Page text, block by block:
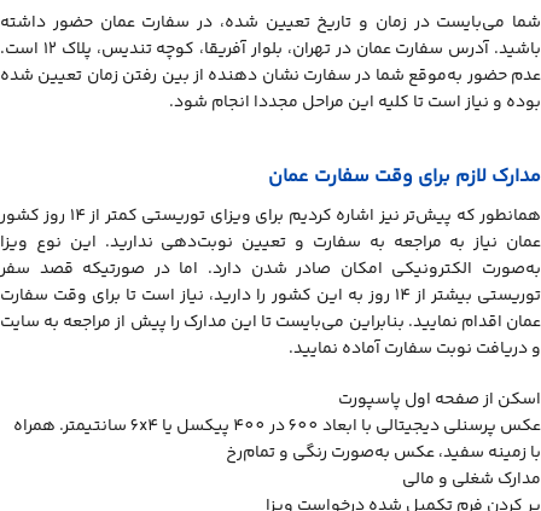
شما می‌بایست در زمان و تاریخ تعیین شده، در سفارت عمان حضور داشته
باشید. آدرس سفارت عمان در تهران، بلوار آفریقا، کوچه تندیس، پلاک 12 است.
عدم حضور به‌موقع شما در سفارت نشان دهنده از بین رفتن زمان تعیین شده
بوده و نیاز است تا کلیه این مراحل مجددا انجام شود.
مدارک لازم برای وقت سفارت عمان
همانطور که پیش‌تر نیز اشاره کردیم برای ویزای توریستی کمتر از 14 روز کشور
عمان نیاز به مراجعه به سفارت و تعیین نوبت‌دهی ندارید. این نوع ویزا
به‌صورت الکترونیکی امکان صادر شدن دارد. اما در صورتیکه قصد سفر
توریستی بیشتر از 14 روز به این کشور را دارید، نیاز است تا برای وقت سفارت
عمان اقدام نمایید. بنابراین می‌بایست تا این مدارک را پیش از مراجعه به سایت
و دریافت نوبت سفارت آماده نمایید.
اسکن از صفحه اول پاسپورت
عکس پرسنلی دیجیتالی با ابعاد 600 در 400 پیکسل یا 6x4 سانتیمتر. همراه
با زمینه سفید، عکس به‌صورت رنگی و تمام‌رخ
مدارک شغلی و مالی